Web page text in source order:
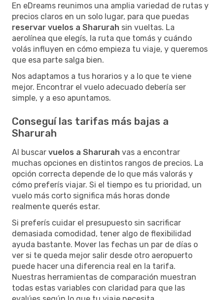
En eDreams reunimos una amplia variedad de rutas y
precios claros en un solo lugar, para que puedas
reservar vuelos a Sharurah sin vueltas. La
aerolínea que elegís, la ruta que tomás y cuándo
volás influyen en cómo empieza tu viaje, y queremos
que esa parte salga bien.
Nos adaptamos a tus horarios y a lo que te viene
mejor. Encontrar el vuelo adecuado debería ser
simple, y a eso apuntamos.
Conseguí las tarifas más bajas a
Sharurah
Al buscar vuelos a Sharurah vas a encontrar
muchas opciones en distintos rangos de precios. La
opción correcta depende de lo que más valorás y
cómo preferís viajar. Si el tiempo es tu prioridad, un
vuelo más corto significa más horas donde
realmente querés estar.
Si preferís cuidar el presupuesto sin sacrificar
demasiada comodidad, tener algo de flexibilidad
ayuda bastante. Mover las fechas un par de días o
ver si te queda mejor salir desde otro aeropuerto
puede hacer una diferencia real en la tarifa.
Nuestras herramientas de comparación muestran
todas estas variables con claridad para que las